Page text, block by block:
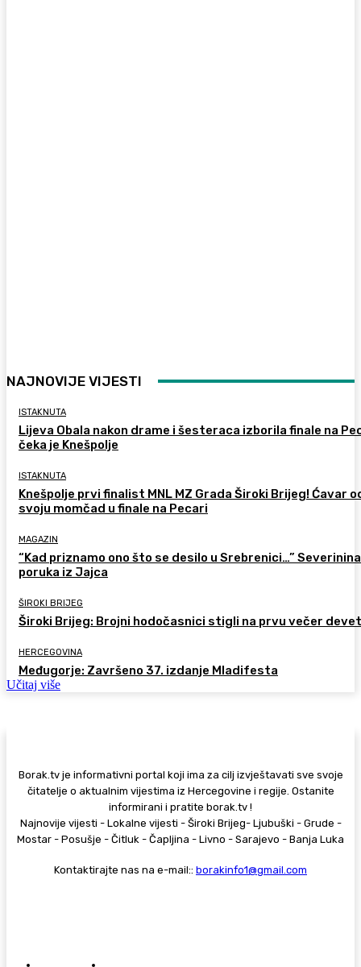
NAJNOVIJE VIJESTI
ISTAKNUTA
Lijeva Obala nakon drame i šesteraca izborila finale na
čeka je Knešpolje
ISTAKNUTA
Knešpolje prvi finalist MNL MZ Grada Široki Brijeg! Ćavar
svoju momčad u finale na Pecari
MAGAZIN
“Kad priznamo ono što se desilo u Srebrenici…” Severinina
poruka iz Jajca
ŠIROKI BRIJEG
Široki Brijeg: Brojni hodočasnici stigli na prvu večer
HERCEGOVINA
Međugorje: Završeno 37. izdanje Mladifesta
Učitaj više
Borak.tv je informativni portal koji ima za cilj izvještavati sve svoje
čitatelje o aktualnim vijestima iz Hercegovine i regije. Ostanite
informirani i pratite borak.tv !
Najnovije vijesti - Lokalne vijesti - Široki Brijeg- Ljubuški - Grude -
Mostar - Posušje - Čitluk - Čapljina - Livno - Sarajevo - Banja Luka
Kontaktirajte nas na e-mail:: borakinfo1@gmail.com